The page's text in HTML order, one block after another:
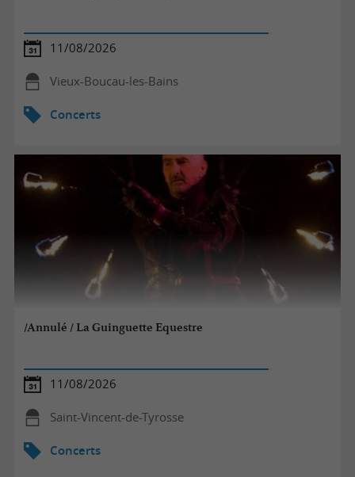
11/08/2026
Vieux-Boucau-les-Bains
Concerts
/Annulé / La Guinguette Equestre
11/08/2026
Saint-Vincent-de-Tyrosse
Concerts